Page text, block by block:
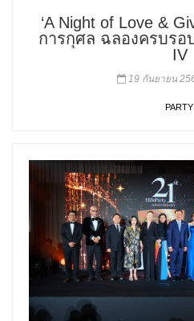
‘A Night of Love &
การกุศล ฉลองครบรอ
IV
19 กันยายน
PARTY